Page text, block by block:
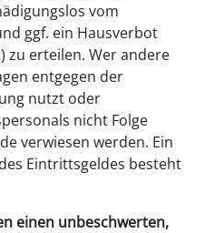
vom
ggf. ein Hausverbot
zu erteilen. Wer andere
entgegen der
nutzt oder
nicht Folge
verwiesen werden. Ein
Eintrittsgeldes besteht
einen unbeschwerten,